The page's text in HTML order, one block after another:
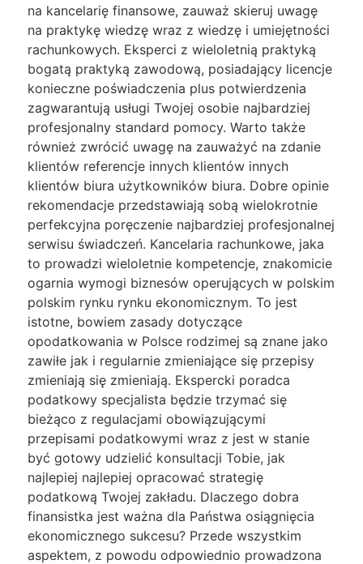
na kancelarię finansowe, zauważ skieruj uwagę
na praktykę wiedzę wraz z wiedzę i umiejętności
rachunkowych. Eksperci z wieloletnią praktyką
bogatą praktyką zawodową, posiadający licencje
konieczne poświadczenia plus potwierdzenia
zagwarantują usługi Twojej osobie najbardziej
profesjonalny standard pomocy. Warto także
również zwrócić uwagę na zauważyć na zdanie
klientów referencje innych klientów innych
klientów biura użytkowników biura. Dobre opinie
rekomendacje przedstawiają sobą wielokrotnie
perfekcyjna poręczenie najbardziej profesjonalnej
serwisu świadczeń. Kancelaria rachunkowe, jaka
to prowadzi wieloletnie kompetencje, znakomicie
ogarnia wymogi biznesów operujących w polskim
polskim rynku rynku ekonomicznym. To jest
istotne, bowiem zasady dotyczące
opodatkowania w Polsce rodzimej są znane jako
zawiłe jak i regularnie zmieniające się przepisy
zmieniają się zmieniają. Ekspercki poradca
podatkowy specjalista będzie trzymać się
bieżąco z regulacjami obowiązującymi
przepisami podatkowymi wraz z jest w stanie
być gotowy udzielić konsultacji Tobie, jak
najlepiej najlepiej opracować strategię
podatkową Twojej zakładu. Dlaczego dobra
finansistka jest ważna dla Państwa osiągnięcia
ekonomicznego sukcesu? Przede wszystkim
aspektem, z powodu odpowiednio prowadzona